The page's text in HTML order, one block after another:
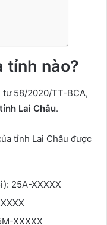
tỉnh nào?
58/2020/TT-BCA,
Lai Châu.
tỉnh Lai Châu được
25A-XXXXX
XXXXX